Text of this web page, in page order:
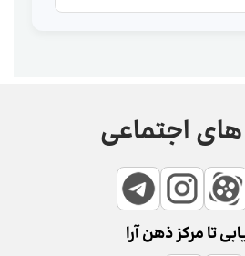
اجتماعی
تا مرکز ذهن آرا